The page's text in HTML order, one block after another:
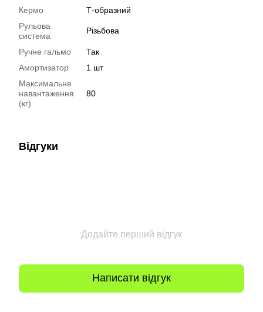
Кермо
Т-образний
Рульова
система
Різьбова
Ручне гальмо
Так
Амортизатор
1 шт
Максимальне
навантаження
(кг)
80
Відгуки
Додайте перший відгук
Написати відгук